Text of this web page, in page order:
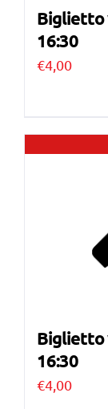
Biglietto
16:30
€4,00
Biglietto
16:30
€4,00